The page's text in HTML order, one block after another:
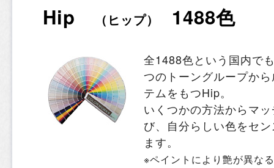
Hip （ヒップ） 1488色
全1488色という国内で
つのトーングループか
テムをもつHip。
いくつかの方法からマ
び、自分らしい色をセ
ます。
※ペイントにより艶が異な